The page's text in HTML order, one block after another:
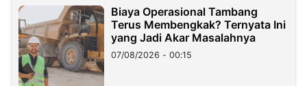
Biaya Operasional Tambang
Terus Membengkak? Ternyata Ini
yang Jadi Akar Masalahnya
07/08/2026 - 00:15